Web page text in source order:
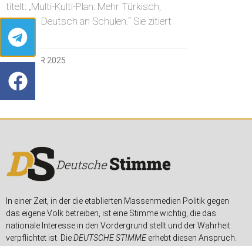
titelt: „Multi-Kulti-Plan: Mehr Türkisch,
weniger Deutsch an Schulen.“ Sie zitiert
3. JANUAR 2025
In einer Zeit, in der die etablierten Massenmedien Politik gegen
das eigene Volk betreiben, ist eine Stimme wichtig, die das
nationale Interesse in den Vordergrund stellt und der Wahrheit
verpflichtet ist. DieDEUTSCHE STIMMEerhebt diesen Anspruch.